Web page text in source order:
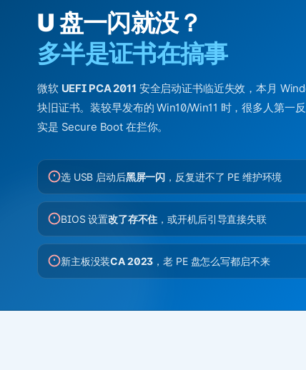
U 盘一闪就没？
多半是证书在搞事
微软 UEFI PCA 2011 安全启动证书临近失效，本月
块旧证书。装较早发布的 Win10/Win11 时，很多人第一
实是 Secure Boot 在拦你。
选 USB 启动后黑屏一闪 ，反复进不了 PE 维护环境
BIOS 设置改了存不住 ，或开机后引导直接失联
新主板没装CA 2023 ，老 PE 盘怎么写都启不来